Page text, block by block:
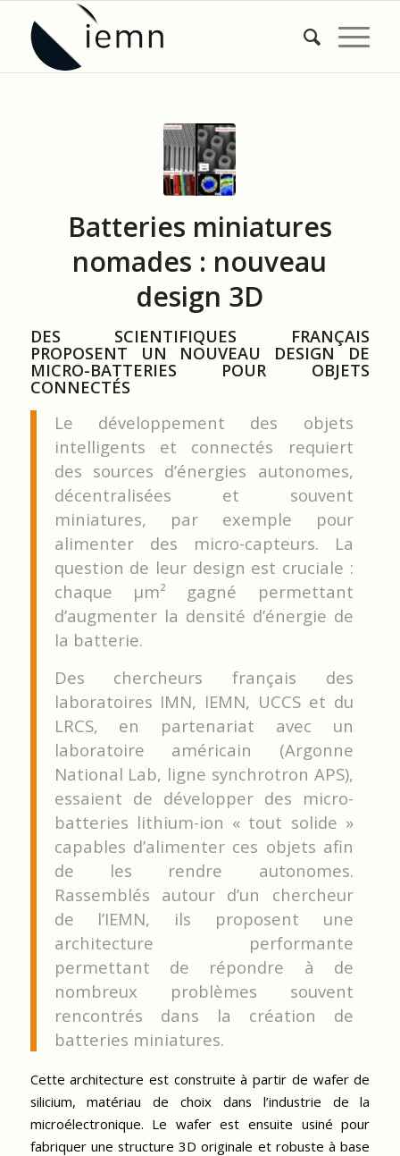
Batteries miniatures
nomades : nouveau
design 3D
DES SCIENTIFIQUES FRANÇAIS
PROPOSENT UN NOUVEAU DESIGN DE
MICRO-BATTERIES POUR OBJETS
CONNECTÉS
Le développement des objets
intelligents et connectés requiert
des sources d’énergies autonomes,
décentralisées et souvent
miniatures, par exemple pour
alimenter des micro-capteurs. La
question de leur design est cruciale :
chaque µm² gagné permettant
d’augmenter la densité d’énergie de
la batterie.
Des chercheurs français des
laboratoires IMN, IEMN, UCCS et du
LRCS, en partenariat avec un
laboratoire américain (Argonne
National Lab, ligne synchrotron APS),
essaient de développer des micro-
batteries lithium-ion « tout solide »
capables d’alimenter ces objets afin
de les rendre autonomes.
Rassemblés autour d’un chercheur
de l’IEMN, ils proposent une
architecture performante
permettant de répondre à de
nombreux problèmes souvent
rencontrés dans la création de
batteries miniatures.
Cette architecture est construite à partir de wafer de
silicium, matériau de choix dans l’industrie de la
microélectronique. Le wafer est ensuite usiné pour
fabriquer une structure 3D originale et robuste à base